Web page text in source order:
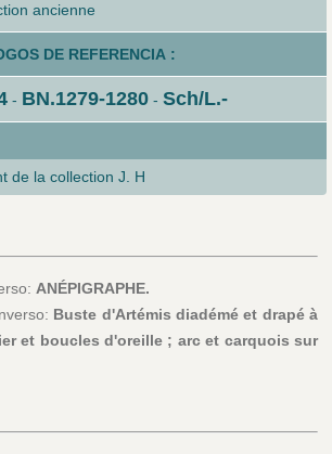
ancienne
DE REFERENCIA :
- BN.1279-1280- Sch/L.-
de la collection J. H
ANÉPIGRAPHE.
Buste d'Artémis diadémé et drapé à
et boucles d'oreille ; arc et carquois sur